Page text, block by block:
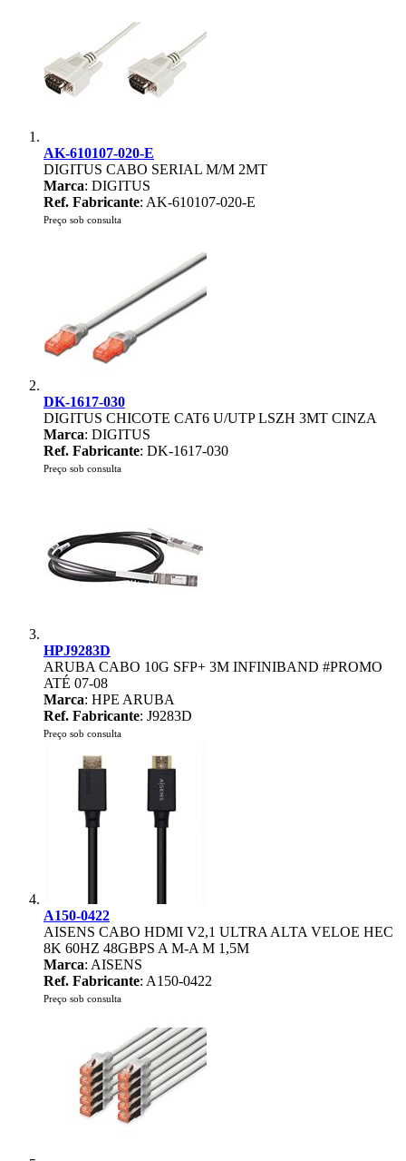
AK-610107-020-E
DIGITUS CABO SERIAL M/M 2MT
Marca: DIGITUS
Ref. Fabricante: AK-610107-020-E
Preço sob consulta
DK-1617-030
DIGITUS CHICOTE CAT6 U/UTP LSZH 3MT CINZA
Marca: DIGITUS
Ref. Fabricante: DK-1617-030
Preço sob consulta
HPJ9283D
ARUBA CABO 10G SFP+ 3M INFINIBAND #PROMO
ATÉ 07-08
Marca: HPE ARUBA
Ref. Fabricante: J9283D
Preço sob consulta
A150-0422
AISENS CABO HDMI V2,1 ULTRA ALTA VELOE HEC
8K 60HZ 48GBPS A M-A M 1,5M
Marca: AISENS
Ref. Fabricante: A150-0422
Preço sob consulta